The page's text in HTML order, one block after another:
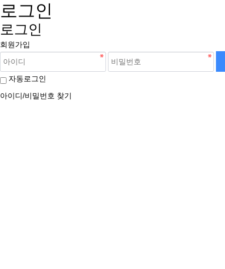
로그인
로그인
회원가입
자동로그인
아이디/비밀번호 찾기